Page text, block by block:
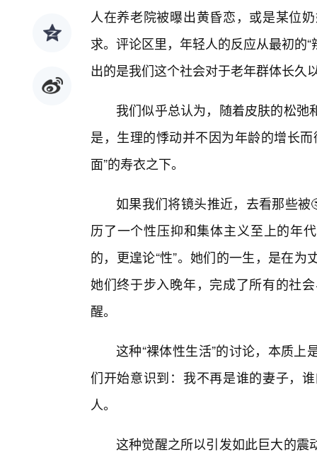
人在养老院被曝出黄昏恋，或是某位
求。评论区里，年轻人的反应从最初的
出的是我们这个社会对于老年群体长久
我们似乎总认为，随着皮肤的松
是，生理的悸动并不因为年龄的增长
面”的寿衣之下。
如果我们将镜头推近，去看那些被
历了一个性压抑和集体主义至上的年
的，更遑论“性”。她们的一生，是在
她们终于步入晚年，完成了所有的社
醒。
这种“裸体性生活”的讨论，本质
们开始意识到：我不再是谁的妻子，
人。
这种觉醒之所以引发如此巨大的震